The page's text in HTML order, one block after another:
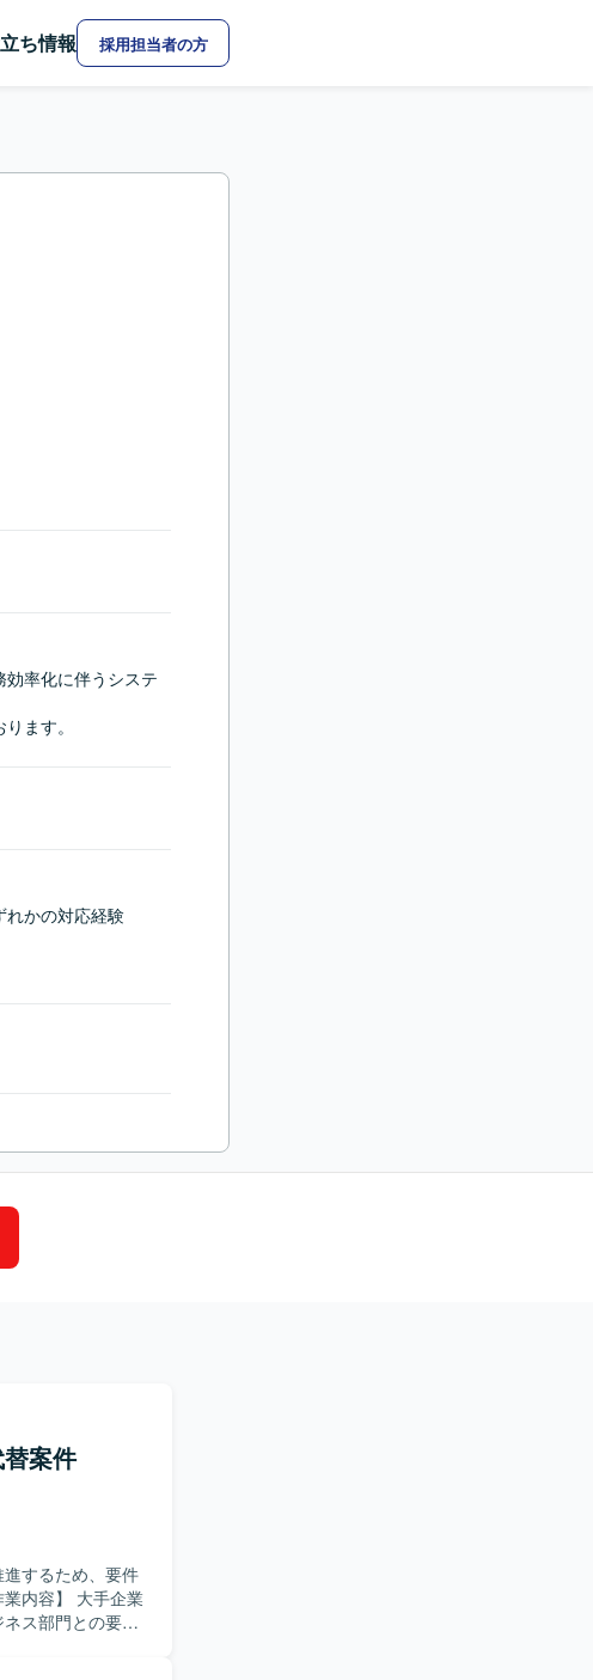
ち情報 採用担当者の方
率化に伴うシステ
ます。
れかの対応経験
案件
するため、要件
ス部門との要件